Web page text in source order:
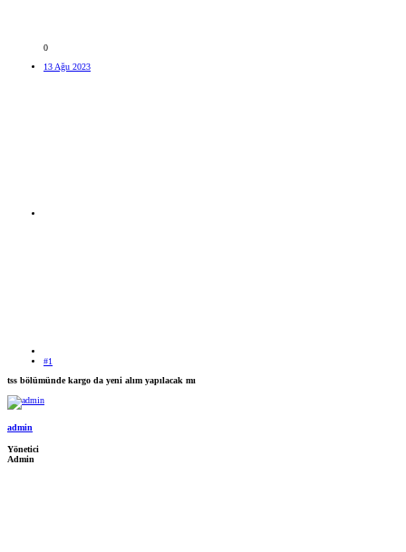
0
13 Ağu 2023
#1
tss bölümünde kargo da yeni alım yapılacak mı
admin
Yönetici
Admin